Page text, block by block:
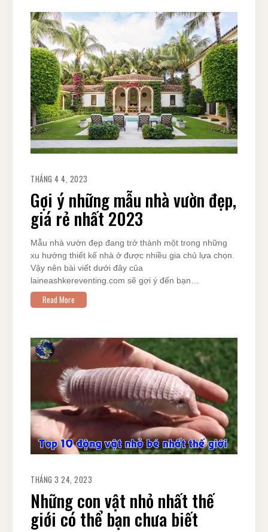
THÁNG 4 4, 2023
Gợi ý những mẫu nhà vườn đẹp,
giá rẻ nhất 2023
Mẫu nhà vườn đẹp đang trở thành một trong những
xu hướng thiết kế nhà ở được nhiều gia chủ lựa chọn.
Vậy nên bài viết dưới đây của
laineashkereventing.com sẽ gợi ý đến bạn…
Read More
THÁNG 3 24, 2023
Những con vật nhỏ nhất thế
giới có thể bạn chưa biết